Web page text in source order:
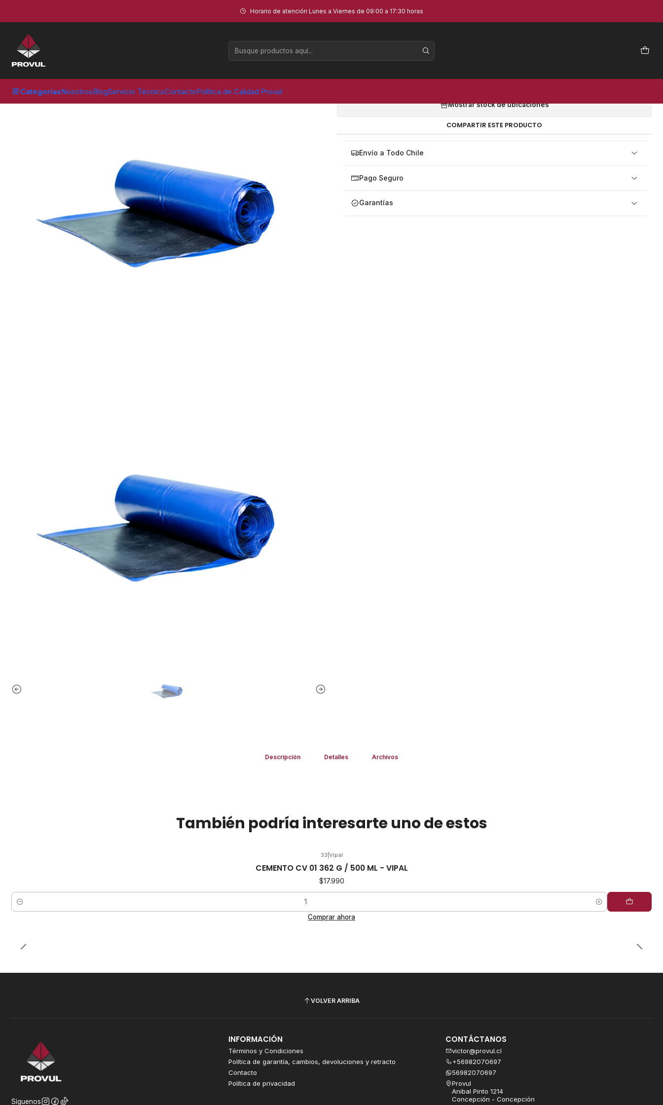
CategoríasNosotrosBlogServicio TécnicoContactoPolítica de Calidad Provul
Horario de atención Lunes a Viernes de 09:00 a 17:30 horas
CAUCHO COJIN 1 KG - VIPAL
Mostrar stock de ubicaciones
COMPARTIR ESTE PRODUCTO
Envío a Todo Chile
Pago Seguro
Garantías
Descripción Detalles Archivos
También podría interesarte uno de estos
33 Vipal
CEMENTO CV 01 362 G / 500 ML - VIPAL
$17.990
Cantidad
Comprar ahora
VOLVER ARRIBA
Síguenos
INFORMACIÓN
Términos y Condiciones
Política de garantía, cambios, devoluciones y retracto
Contacto
Política de privacidad
CONTÁCTANOS
victor@provul.cl
+56982070697
56982070697
Provul
Anibal Pinto 1214
Concepción - Concepción